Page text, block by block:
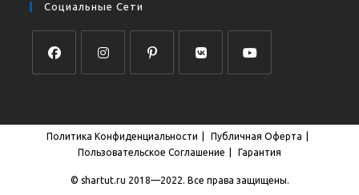
Социальные Сети
новой
вкладке
новой
вкладке
новой
вкладке
новой
вкладке
новой
вкладке
Политика Конфиденциальности
Публичная Оферта
Пользовательское Соглашение
Гарантия
© shartut.ru 2018—2022. Все права защищены.